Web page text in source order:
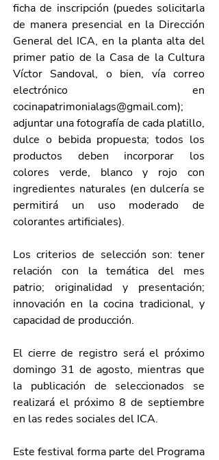
ficha de inscripción (puedes solicitarla
de manera presencial en la Dirección
General del ICA, en la planta alta del
primer patio de la Casa de la Cultura
Víctor Sandoval, o bien, vía correo
cocinapatrimonialags@gmail.com);
adjuntar una fotografía de cada platillo,
dulce o bebida propuesta; todos los
productos deben incorporar los
colores verde, blanco y rojo con
ingredientes naturales (en dulcería se
permitirá un uso moderado de
colorantes artificiales).
Los criterios de selección son: tener
relación con la temática del mes
patrio; originalidad y presentación;
innovación en la cocina tradicional, y
capacidad de producción.
El cierre de registro será el próximo
domingo 31 de agosto, mientras que
la publicación de seleccionados se
realizará el próximo 8 de septiembre
en las redes sociales del ICA.
Este festival forma parte del Programa